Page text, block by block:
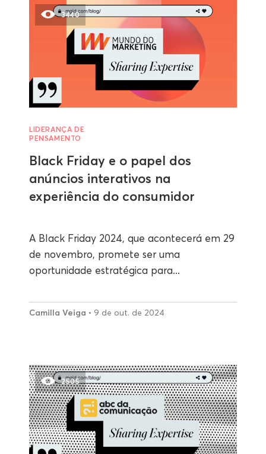
3440
LIDERANÇA DE
PENSAMENTO
Black Friday e o papel dos
anúncios interativos na
experiência do consumidor
A Black Friday 2024, que acontecerá em 29
de novembro, promete ser uma
oportunidade estratégica para...
Camilla Veiga • 9 de out. de 2024
2505